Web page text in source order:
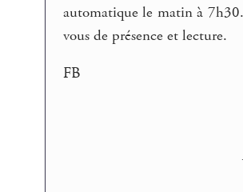
automatique le matin à
vous de présence et lecture.
FB